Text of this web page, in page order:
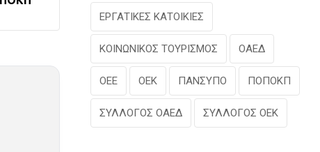
ΕΡΓΑΤΙΚΕΣ ΚΑΤΟΙΚΙΕΣ
ΚΟΙΝΩΝΙΚΟΣ ΤΟΥΡΙΣΜΟΣ ΟΑΕΔ
ΟΕΕ ΟΕΚ ΠΑΝΣΥΠΟ ΠΟΠΟΚΠ
ΣΥΛΛΟΓΟΣ ΟΑΕΔ ΣΥΛΛΟΓΟΣ ΟΕΚ